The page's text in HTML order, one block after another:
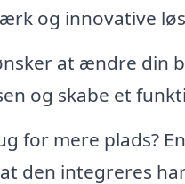
og innovative
at ændre din
og skabe et
for mere plads?
den integreres